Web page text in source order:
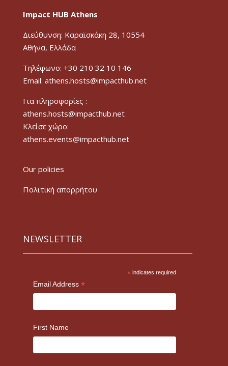
Impact HUB Athens
Διεύθυνση: Καραϊσκάκη 28, 10554
Αθήνα, Ελλάδα
Τηλέφωνο: +30 210 32 10 146
Email: athens.hosts@impacthub.net
Για πληροφορίες :
athens.hosts@impacthub.net
Κλείσε χώρο:
athens.events@impacthub.net
Our policies
Πολιτική απορρήτου
NEWSLETTER
* indicates required
Email Address *
First Name